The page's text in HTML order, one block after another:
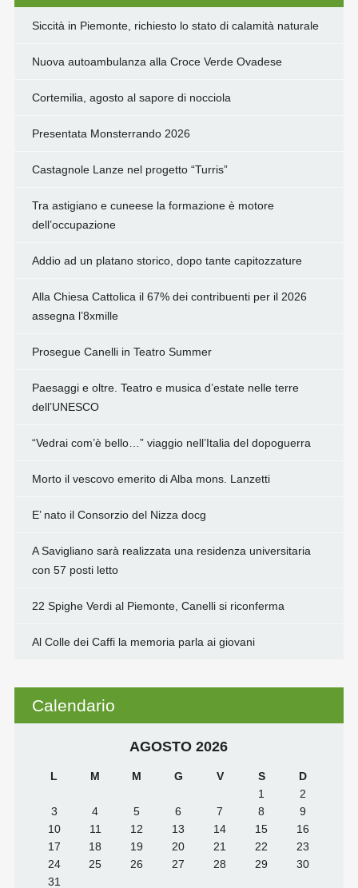
Siccità in Piemonte, richiesto lo stato di calamità naturale
Nuova autoambulanza alla Croce Verde Ovadese
Cortemilia, agosto al sapore di nocciola
Presentata Monsterrando 2026
Castagnole Lanze nel progetto “Turris”
Tra astigiano e cuneese la formazione è motore
dell’occupazione
Addio ad un platano storico, dopo tante capitozzature
Alla Chiesa Cattolica il 67% dei contribuenti per il 2026
assegna l’8xmille
Prosegue Canelli in Teatro Summer
Paesaggi e oltre. Teatro e musica d’estate nelle terre
dell’UNESCO
“Vedrai com’è bello…” viaggio nell’Italia del dopoguerra
Morto il vescovo emerito di Alba mons. Lanzetti
E’ nato il Consorzio del Nizza docg
A Savigliano sarà realizzata una residenza universitaria
con 57 posti letto
22 Spighe Verdi al Piemonte, Canelli si riconferma
Al Colle dei Caffi la memoria parla ai giovani
Calendario
AGOSTO 2026
L M M G V S
D
1
2
3
4 5 6 7 8
9
10
11 12 13 14 15
16
17
18 19 20 21 22
23
24
25 26 27 28 29
30
31